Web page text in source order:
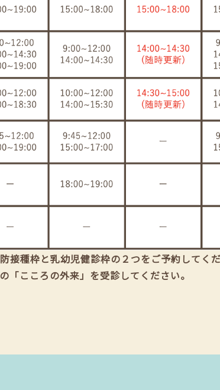
接種枠と乳幼児健診枠の２つをご予約してく
こころの外来」を受診してください。